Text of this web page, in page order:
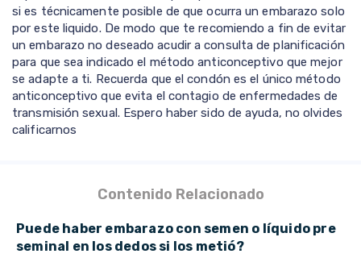
si es técnicamente posible de que ocurra un embarazo solo
por este liquido. De modo que te recomiendo a fin de evitar
un embarazo no deseado acudir a consulta de planificación
para que sea indicado el método anticonceptivo que mejor
se adapte a ti. Recuerda que el condón es el único método
anticonceptivo que evita el contagio de enfermedades de
transmisión sexual. Espero haber sido de ayuda, no olvides
calificarnos
Contenido Relacionado
Puede haber embarazo con semen o líquido pre
seminal en los dedos si los metió?